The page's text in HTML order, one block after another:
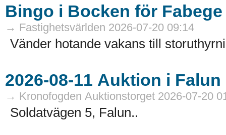
Bingo i Bocken för Fabege
→ Fastighetsvärlden 2026-07-20 09:14
Vänder hotande vakans till
→ Kronofogden Auktionstorget 2026-07-20
Soldatvägen 5, Falun..